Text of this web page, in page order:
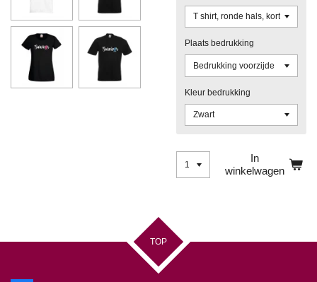
Plaats bedrukking
Kleur bedrukking
In
winkelwagen
TOP